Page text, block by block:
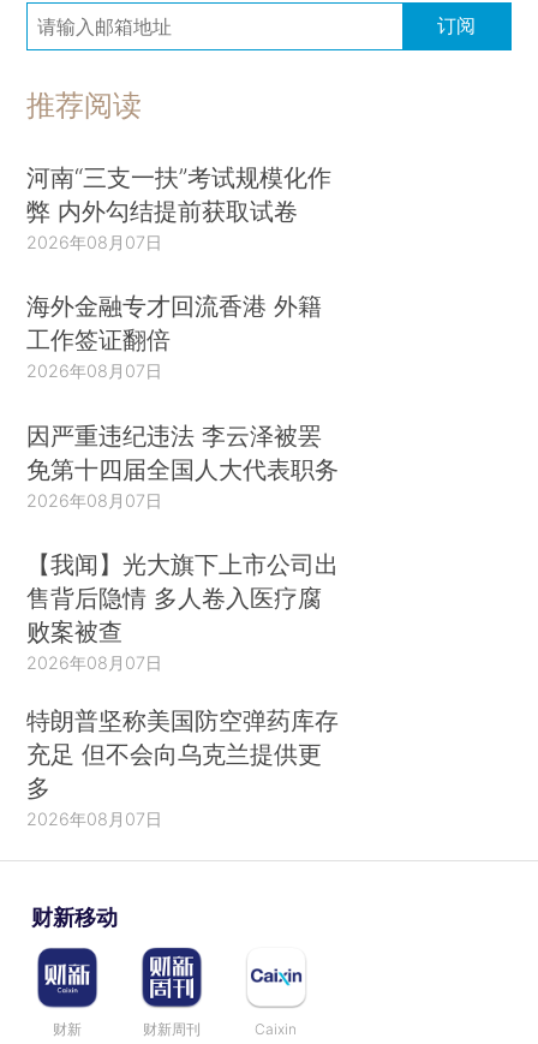
订阅
推荐阅读
河南“三支一扶”考试规模化作
弊 内外勾结提前获取试卷
2026年08月07日
海外金融专才回流香港 外籍
工作签证翻倍
2026年08月07日
因严重违纪违法 李云泽被罢
免第十四届全国人大代表职务
2026年08月07日
【我闻】光大旗下上市公司出
售背后隐情 多人卷入医疗腐
败案被查
2026年08月07日
特朗普坚称美国防空弹药库存
充足 但不会向乌克兰提供更
多
2026年08月07日
财新移动
财新 财新周刊 Caixin